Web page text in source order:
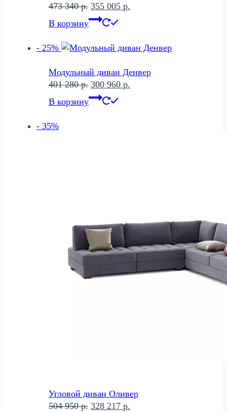
473 340р. Первоначальная
цена
340 р..
355 005 р.
005 р..
В корзину
- 25%
Модульный диван Денвер
401 280р. Первоначальная
цена
300 960 р.
В корзину
- 35%
Угловой диван Оливер
504 950р. Первоначальная
328 217 р.